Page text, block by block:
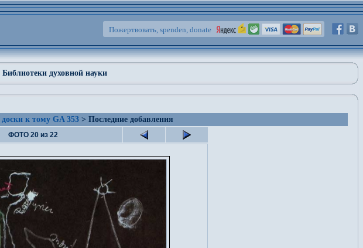
Пожертвовать, spenden, donate
духовной науки
к тому GA 353 > Последние добавления
ФОТО 20 из 22